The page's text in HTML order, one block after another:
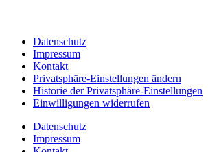
Datenschutz
Impressum
Kontakt
Privatsphäre-Einstellungen ändern
Historie der Privatsphäre-Einstellungen
Einwilligungen widerrufen
Datenschutz
Impressum